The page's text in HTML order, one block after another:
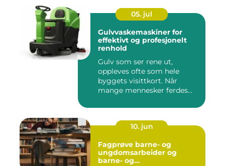
05. jul
Gulvvaskemaskiner for
effektivt og profesjonelt
renhold
Gulv som ser rene ut,
oppleves ofte som hele
byggets visittkort. Når
mange mennesker ferdes
10. jun
Fagprøve barne- og
ungdomsarbeider og
barne- og